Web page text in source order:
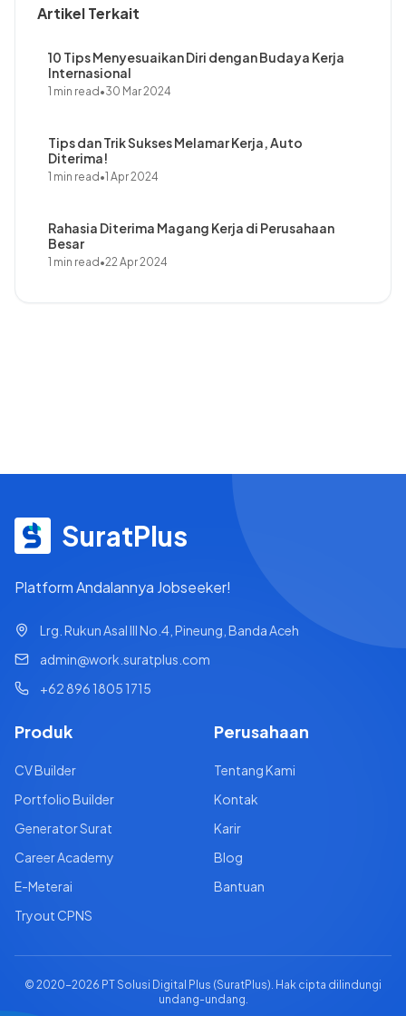
Artikel Terkait
10 Tips Menyesuaikan Diri dengan Budaya Kerja
Internasional
1 min read •30 Mar 2024
Tips dan Trik Sukses Melamar Kerja, Auto
Diterima!
1 min read •1 Apr 2024
Rahasia Diterima Magang Kerja di Perusahaan
Besar
1 min read •22 Apr 2024
SuratPlus
Platform Andalannya Jobseeker!
Lrg. Rukun Asal III No.4, Pineung, Banda Aceh
admin@work.suratplus.com
+62 896 1805 1715
Produk
CV Builder
Portfolio Builder
Generator Surat
Career Academy
E-Meterai
Tryout CPNS
Perusahaan
Tentang Kami
Kontak
Karir
Blog
Bantuan
© 2020-2026 PT Solusi Digital Plus (SuratPlus). Hak cipta dilindungi
undang-undang.